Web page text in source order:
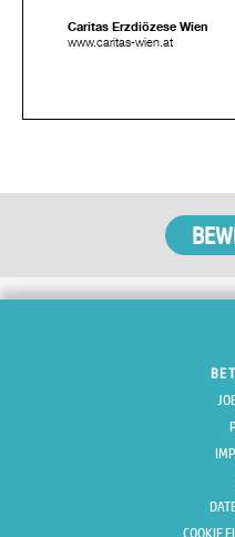
Caritas Erzdiözese Wien
www.caritas-wien.at
COOKIE